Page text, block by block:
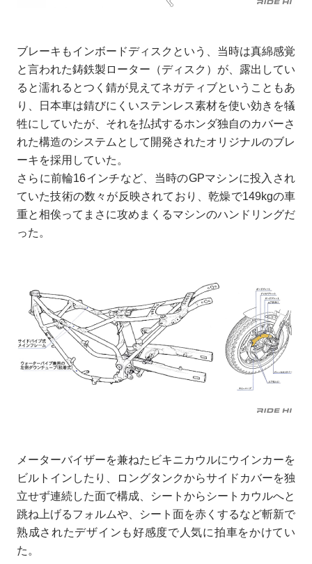
ブレーキもインボードディスクという、当時は真綿感覚
と言われた鋳鉄製ローター（ディスク）が、露出してい
ると濡れるとつく錆が見えてネガティブということもあ
り、日本車は錆びにくいステンレス素材を使い効きを犠
牲にしていたが、それを払拭するホンダ独自のカバーさ
れた構造のシステムとして開発されたオリジナルのブレ
ーキを採用していた。
さらに前輪16インチなど、当時のGPマシンに投入され
ていた技術の数々が反映されており、乾燥で149kgの車
重と相俟ってまさに攻めまくるマシンのハンドリングだ
った。
メーターバイザーを兼ねたビキニカウルにウインカーを
ビルトインしたり、ロングタンクからサイドカバーを独
立せず連続した面で構成、シートからシートカウルへと
跳ね上げるフォルムや、シート面を赤くするなど斬新で
熟成されたデザインも好感度で人気に拍車をかけてい
た。